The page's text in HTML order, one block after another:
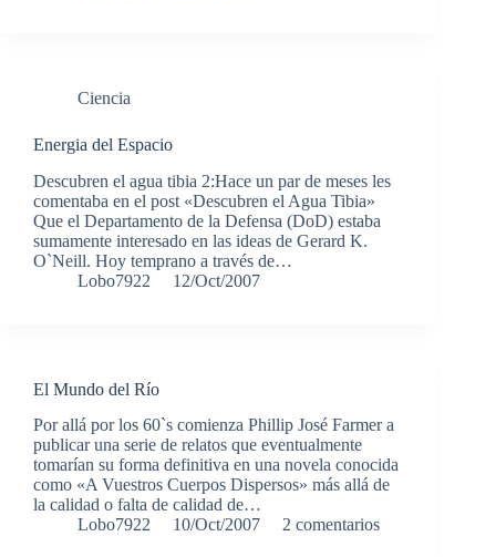
Ciencia
Energia del Espacio
Descubren el agua tibia 2:Hace un par de meses les
comentaba en el post «Descubren el Agua Tibia»
Que el Departamento de la Defensa (DoD) estaba
sumamente interesado en las ideas de Gerard K.
O`Neill. Hoy temprano a través de…
Lobo7922
12/Oct/2007
El Mundo del Río
Por allá por los 60`s comienza Phillip José Farmer a
publicar una serie de relatos que eventualmente
tomarían su forma definitiva en una novela conocida
como «A Vuestros Cuerpos Dispersos» más allá de
la calidad o falta de calidad de…
Lobo7922
10/Oct/2007 2 comentarios